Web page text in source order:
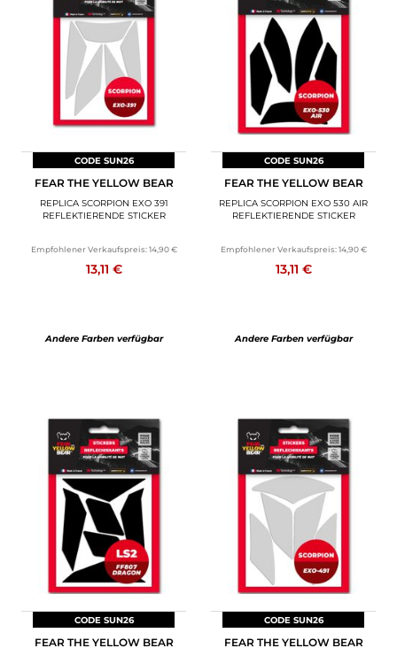
CODE SUN26
FEAR THE YELLOW BEAR
REPLICA SCORPION EXO 391
REFLEKTIERENDE STICKER
Empfohlener Verkaufspreis: 14,90 €
13,11 €
Andere Farben verfügbar
CODE SUN26
FEAR THE YELLOW BEAR
REPLICA SCORPION EXO 530 AIR
REFLEKTIERENDE STICKER
Empfohlener Verkaufspreis: 14,90 €
13,11 €
Andere Farben verfügbar
CODE SUN26
FEAR THE YELLOW BEAR
CODE SUN26
FEAR THE YELLOW BEAR